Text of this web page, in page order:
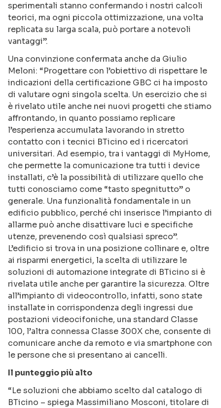
sperimentali stanno confermando i nostri calcoli
teorici, ma ogni piccola ottimizzazione, una volta
replicata su larga scala, può portare a notevoli
vantaggi”.
Una convinzione confermata anche da Giulio
Meloni: “Progettare con l’obiettivo di rispettare le
indicazioni della certificazione GBC ci ha imposto
di valutare ogni singola scelta. Un esercizio che si
è rivelato utile anche nei nuovi progetti che stiamo
affrontando, in quanto possiamo replicare
l’esperienza accumulata lavorando in stretto
contatto con i tecnici BTicino ed i ricercatori
universitari. Ad esempio, tra i vantaggi di MyHome,
che permette la comunicazione tra tutti i device
installati, c’è la possibilità di utilizzare quello che
tutti conosciamo come “tasto spegnitutto” o
generale. Una funzionalità fondamentale in un
edificio pubblico, perché chi inserisce l’impianto di
allarme può anche disattivare luci e specifiche
utenze, prevenendo così qualsiasi spreco”.
L’edificio si trova in una posizione collinare e, oltre
ai risparmi energetici, la scelta di utilizzare le
soluzioni di automazione integrate di BTicino si è
rivelata utile anche per garantire la sicurezza. Oltre
all’impianto di videocontrollo, infatti, sono state
installate in corrispondenza degli ingressi due
postazioni videocifoniche, una standard Classe
100, l’altra connessa Classe 300X che, consente di
comunicare anche da remoto e via smartphone con
le persone che si presentano ai cancelli.
Il punteggio più alto
“Le soluzioni che abbiamo scelto dal catalogo di
BTicino – spiega Massimiliano Mosconi, titolare di